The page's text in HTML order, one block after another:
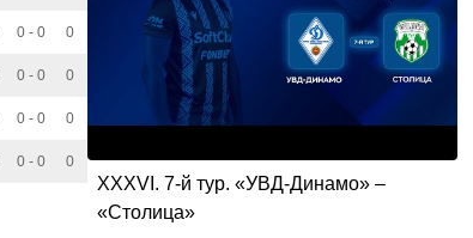
0 - 0 0
0 - 0 0
0 - 0 0
0 - 0 0
XXXVI. 7-й тур. «УВД-Динамо» –
«Столица»